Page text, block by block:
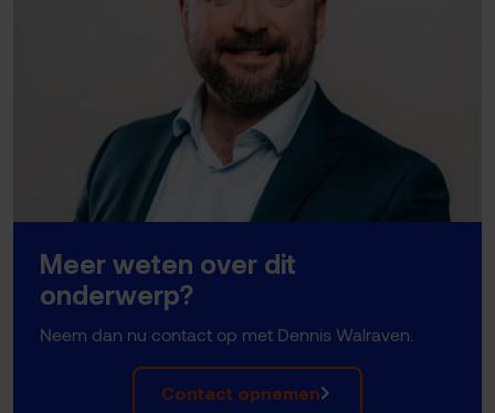
Meer weten over dit
onderwerp?
Neem dan nu contact op met Dennis Walraven.
Contact opnemen